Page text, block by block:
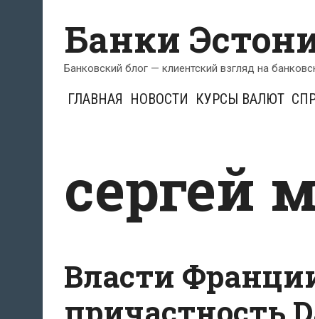
содержимому
Банки
Банковский блог — клиентский взгляд на
ГЛАВНАЯ НОВОСТИ КУРСЫ ВАЛЮТ
сергей
Власти